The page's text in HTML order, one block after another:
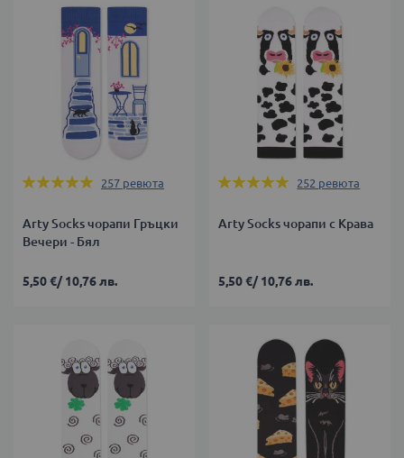
Оценка:
257 ревюта
Arty Socks чорапи Гръцки
Вечери - Бял
5,50 €/10,76 лв.
Оценка:
252 ревюта
Arty Socks чорапи с Крава
5,50 €/10,76 лв.